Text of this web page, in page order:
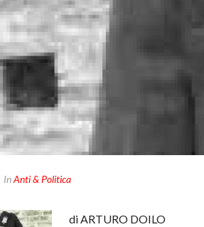
InAnti & Politica
di ARTURO DOILO